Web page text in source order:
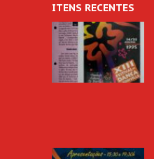
ITENS RECENTES